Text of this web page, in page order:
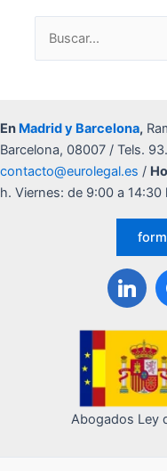
Buscar
por:
En Madrid y Barcelona,
Barcelona, 08007 / Tels.
contacto@eurolegal.es /
h. Viernes: de 9:00 a 14:30
Abogados Ley